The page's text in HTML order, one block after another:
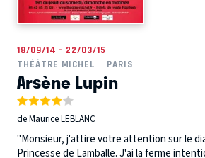
18/09/14 - 22/03/15
THÉÂTRE MICHEL
PARIS
Arsène Lupin
de Maurice LEBLANC
"Monsieur, j'attire votre attention sur le
Princesse de Lamballe. J'ai la ferme